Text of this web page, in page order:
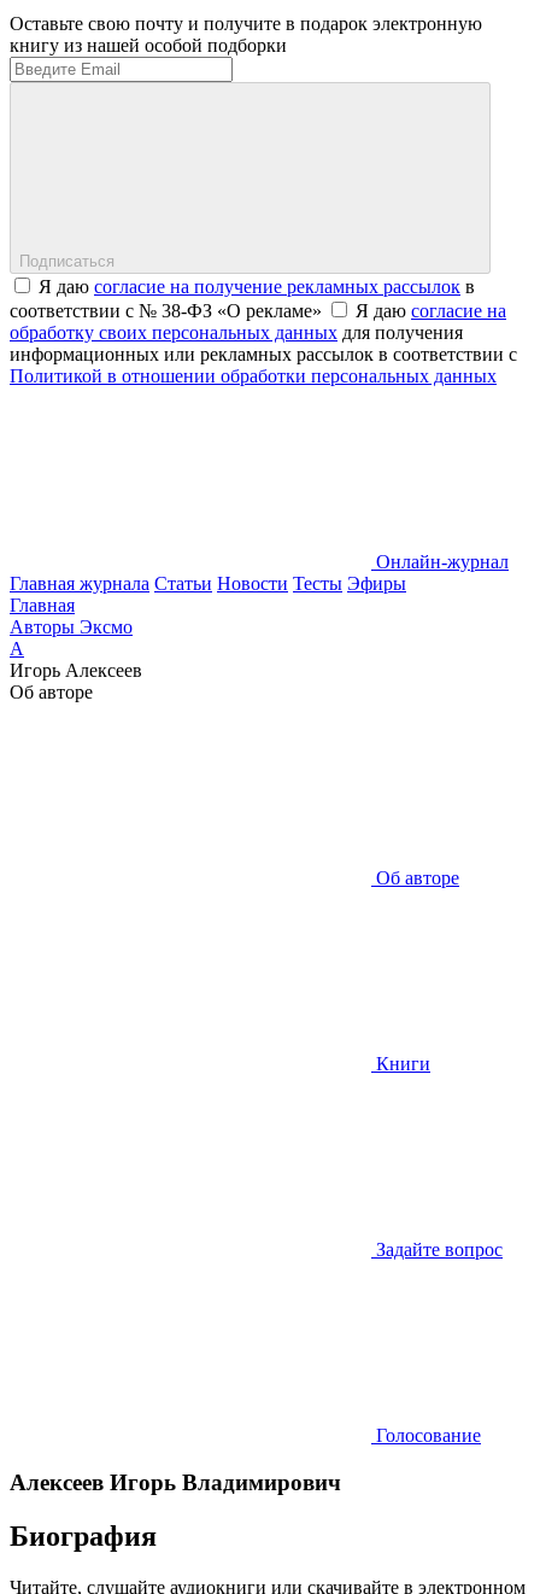
Оставьте свою почту и получите в подарок электронную
книгу из нашей особой подборки
Подписаться
Я даю согласие на получение рекламных рассылок в
соответствии с № 38-ФЗ «О рекламе»
Я даю согласие на
обработку своих персональных данных для получения
информационных или рекламных рассылок в соответствии с
Политикой в отношении обработки персональных данных
Онлайн-журнал
Главная журнала Статьи Новости Тесты Эфиры
Главная
Авторы Эксмо
А
Игорь Алексеев
Об авторе
Об авторе
Книги
Задайте вопрос
Голосование
Алексеев Игорь Владимирович
Биография
Читайте, слушайте аудиокниги или скачивайте в электронном